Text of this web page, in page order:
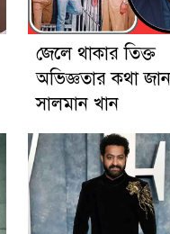
জেলে থাকার তিক্ত
অভিজ্ঞতার কথা
সালমান খান